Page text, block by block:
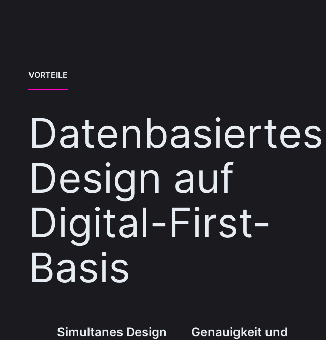
VORTEILE
Datenbasiertes
Design auf
Digital-First-
Basis
Simultanes Design
Genauigkeit und